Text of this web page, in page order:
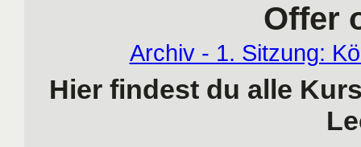
Offer
Archiv - 1. Sitzung:
Hier findest du alle